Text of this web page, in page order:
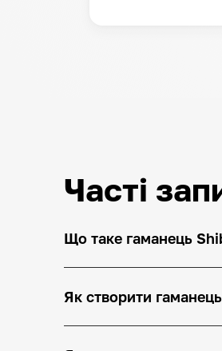
Часті
Що таке гаманець
Як створити